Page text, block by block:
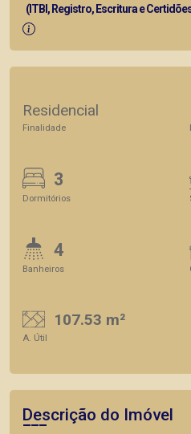
(ITBI, Registro, Escritura e
Residencial
Finalidade
3
Dormitórios
4
Banheiros
107.53 m²
A. Útil
Descrição do Imóvel